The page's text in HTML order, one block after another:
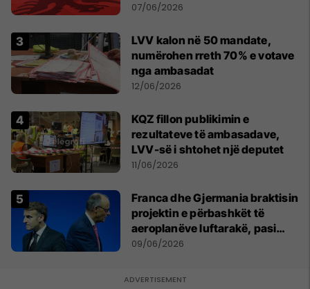
07/06/2026
LVV kalon në 50 mandate,
numërohen rreth 70% e votave
nga ambasadat
12/06/2026
KQZ fillon publikimin e
rezultateve të ambasadave,
LVV-së i shtohet një deputet
11/06/2026
Franca dhe Gjermania braktisin
projektin e përbashkët të
aeroplanëve luftarakë, pasi
kompanitë nuk arrijnë
09/06/2026